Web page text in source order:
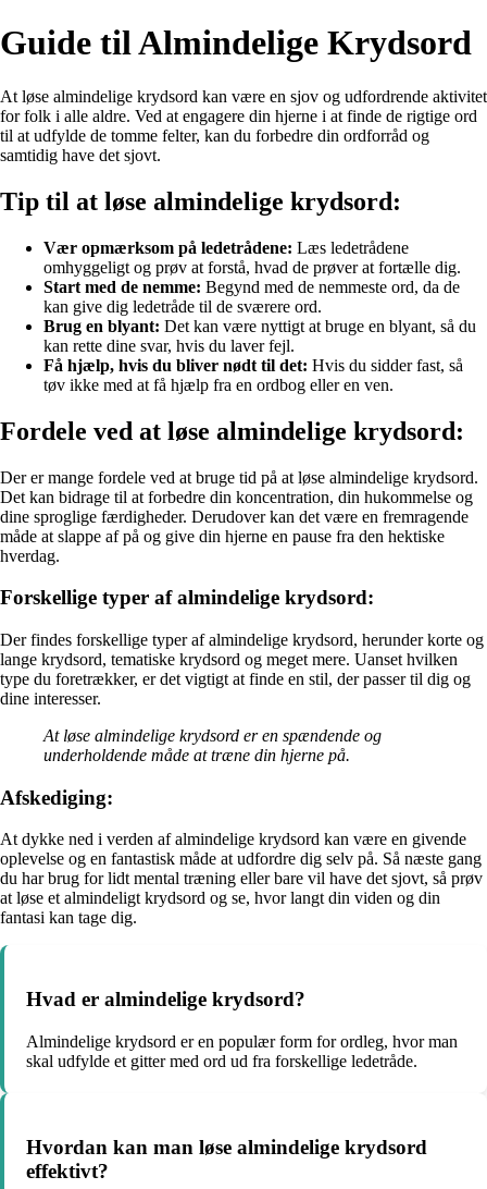
Guide til Almindelige Krydsord
At løse almindelige krydsord kan være en sjov og udfordrende aktivitet
for folk i alle aldre. Ved at engagere din hjerne i at finde de rigtige ord
til at udfylde de tomme felter, kan du forbedre din ordforråd og
samtidig have det sjovt.
Tip til at løse almindelige krydsord:
Vær opmærksom på ledetrådene: Læs ledetrådene
omhyggeligt og prøv at forstå, hvad de prøver at fortælle dig.
Start med de nemme: Begynd med de nemmeste ord, da de
kan give dig ledetråde til de sværere ord.
Brug en blyant: Det kan være nyttigt at bruge en blyant, så du
kan rette dine svar, hvis du laver fejl.
Få hjælp, hvis du bliver nødt til det: Hvis du sidder fast, så
tøv ikke med at få hjælp fra en ordbog eller en ven.
Fordele ved at løse almindelige krydsord:
Der er mange fordele ved at bruge tid på at løse almindelige krydsord.
Det kan bidrage til at forbedre din koncentration, din hukommelse og
dine sproglige færdigheder. Derudover kan det være en fremragende
måde at slappe af på og give din hjerne en pause fra den hektiske
hverdag.
Forskellige typer af almindelige krydsord:
Der findes forskellige typer af almindelige krydsord, herunder korte og
lange krydsord, tematiske krydsord og meget mere. Uanset hvilken
type du foretrækker, er det vigtigt at finde en stil, der passer til dig og
dine interesser.
At løse almindelige krydsord er en spændende og
underholdende måde at træne din hjerne på.
Afskediging:
At dykke ned i verden af almindelige krydsord kan være en givende
oplevelse og en fantastisk måde at udfordre dig selv på. Så næste gang
du har brug for lidt mental træning eller bare vil have det sjovt, så prøv
at løse et almindeligt krydsord og se, hvor langt din viden og din
fantasi kan tage dig.
Hvad er almindelige krydsord?
Almindelige krydsord er en populær form for ordleg, hvor man
skal udfylde et gitter med ord ud fra forskellige ledetråde.
Hvordan kan man løse almindelige krydsord
effektivt?